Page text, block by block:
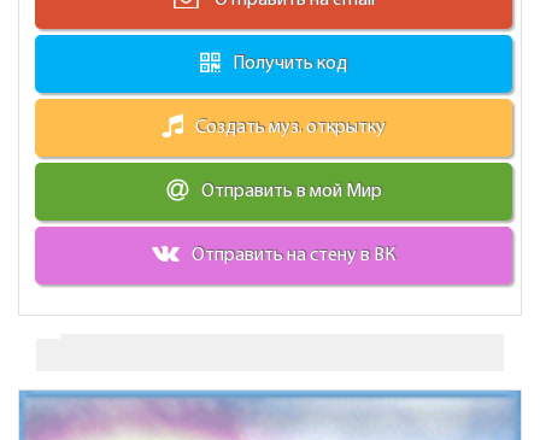
Получить код
Создать муз. открытку
Отправить в мой Мир
Отправить на стену в ВК